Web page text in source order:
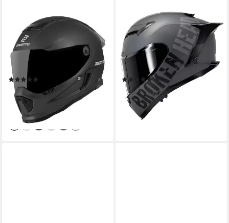
BOGOTTO
Motorradhelm Rapto Helm,
vorbereitet für
Kommunikationssystem,geeignet
für Brillenträger,v
205,49 € 299,95 €
-31%
lieferbar - in 3-4 Werktagen bei dir
BROKEN HEAD
Motorradhelm Street Division
Black Shadow (Mit Silber
Verspiegeltem Visier), Mit
Sonnenblende
(1)
348,95 €
lieferbar - in 2-3 Werktagen bei dir